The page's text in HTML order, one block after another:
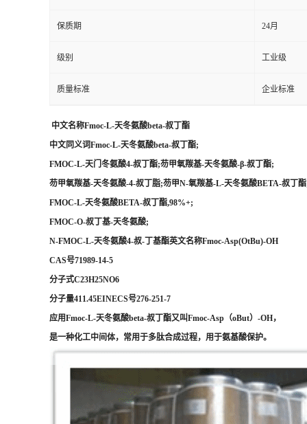
保质期 24月
级别 工业级
质量标准 企业标准
中文名称Fmoc-L-天冬氨酸beta-叔丁酯
中文同义词Fmoc-L-天冬氨酸beta-叔丁酯;
FMOC-L-天门冬氨酸4-叔丁酯;芴甲氧羰基-天冬氨酸-β-叔丁酯;
芴甲氧羰基-天冬氨酸-4-叔丁脂;芴甲N-氧羰基-L-天冬氨酸BETA-叔丁
FMOC-L-天冬氨酸BETA-叔丁酯,98%+;
FMOC-O-叔丁基-天冬氨酸;
N-FMOC-L-天冬氨酸4-叔-丁基酯英文名称Fmoc-Asp(OtBu)-OH
CAS号71989-14-5
分子式C23H25NO6
分子量411.45EINECS号276-251-7
应用Fmoc-L-天冬氨酸beta-叔丁酯又叫Fmoc-Asp（oBut）-OH，
是一种化工中间体，常用于多肽合成过程，用于氨基酸保护。